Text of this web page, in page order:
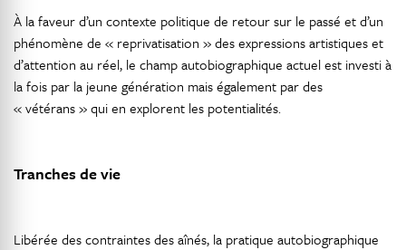
À la faveur d’un contexte politique de retour sur le passé et d’un
phénomène de « reprivatisation » des expressions artistiques et
d’attention au réel, le champ autobiographique actuel est investi à
la fois par la jeune génération mais également par des
« vétérans » qui en explorent les potentialités.
Tranches de vie
Libérée des contraintes des aînés, la pratique autobiographique